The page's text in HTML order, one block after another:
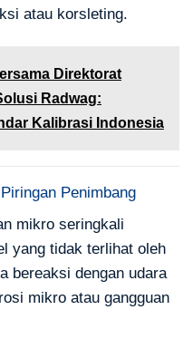
atau korsleting.
Direktorat
Radwag:
Kalibrasi Indonesia
Penimbang
mikro seringkali
yang tidak terlihat oleh
bereaksi dengan udara
mikro atau gangguan